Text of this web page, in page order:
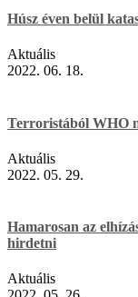
Húsz éven belül
Aktuális
2022. 06. 18.
Terroristából WHO
Aktuális
2022. 05. 29.
Hamarosan az
hirdetni
Aktuális